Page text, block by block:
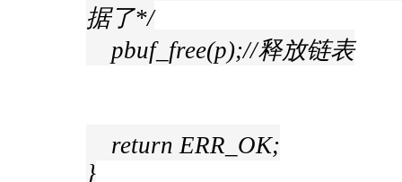
据了*/
pbuf_free(p);//释放链表
return ERR_OK;
}